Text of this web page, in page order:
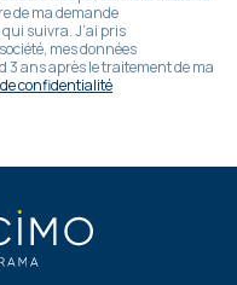
de ma demande
suivra. J’ai pris
mes données
ans après le traitement de ma
confidentialité